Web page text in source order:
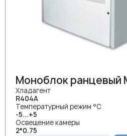
Моноблок ранцевый
Хладагент
R404A
Температурный режим °С
-5...+5
Освещение камеры
2*0.75